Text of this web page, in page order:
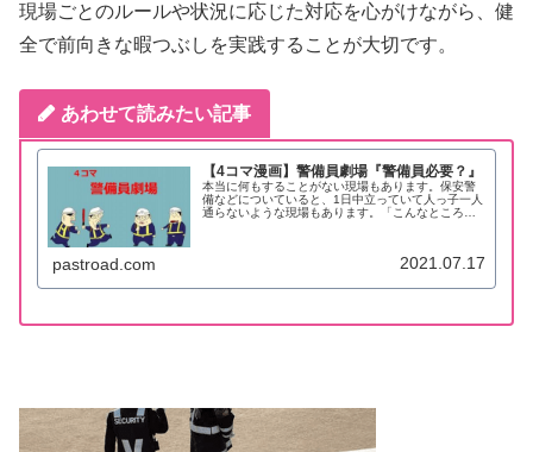
現場ごとのルールや状況に応じた対応を心がけながら、健
全で前向きな暇つぶしを実践することが大切です。
あわせて読みたい記事
【4コマ漫画】警備員劇場『警備員必要？』
本当に何もすることがない現場もあります。保安警
備などについていると、1日中立っていて人っ子一人
通らないような現場もあります。「こんなところ警
pastroad.com 2021.07.17